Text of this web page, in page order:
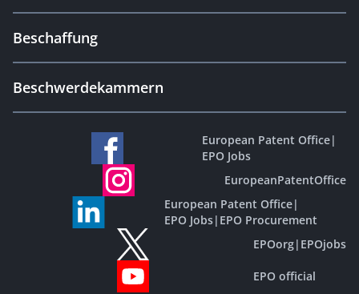
Beschaffung
Beschwerdekammern
European Patent Office|
EPO Jobs
EuropeanPatentOffice
European Patent Office|
EPO Jobs| EPO Procurement
EPOorg| EPOjobs
EPO official